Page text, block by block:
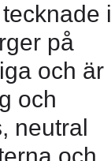
i
på
och är
och
neutral